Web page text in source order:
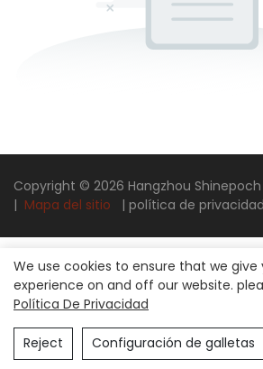
Copyright © 2026 Hangzhou
| Mapa del sitio | política de privacidad
We use cookies to ensure that we
experience on and off our website.
Política De Privacidad
Reject Configuración de galletas